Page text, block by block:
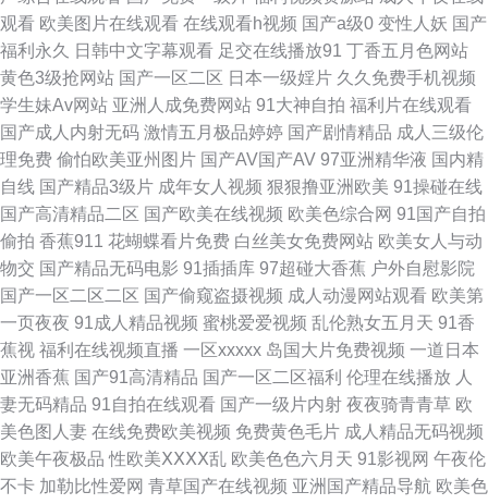
高清 91次元刺激 另类性爱综合 91美女91短视频 内射黑丝女神 91视频逼网
站 欧美综合在线123 AV五码 五月花激情 东方成人影库 性欧美第三页 草草干
干福利网站 91精东传媒网站 91老司机视频影院 欧美性生活网址18页 ts92伪
娘网 日韩无码红杏视频 ts92伪娘网 日韩理论在线观看 A草资源在线 日韩一
二片区做爱Av 欧美91海角视频 超碰福利所导航 亚洲精品蜜桃成人 国产视频
一列表一17 九一福利社 91超碰在线五月 久久di 91福利导航青青草 狠狠干天
天干 91福利官 九九成人视频 91传媒视频免费在线观看 后入妹妹 91叉插叉
黄色网入口站链接 91V在线 久操视频在线 91超碰在线人人 精品女人久久 最
新福利网址91 精品福利在线 最新国产伊人久久 国产一本在线 影音先锋av色
观看 欧美图片在线观看 在线观看h视频 国产a级0 变性人妖 国产
福利永久
日韩中文字幕观看 足交在线播放91 丁香五月色网站
黄色3级抢网站 国产一区二区 日本一级婬片 久久免费手机视频
学生妹Av网站 亚洲人成免费网站 91大神自拍 福利片在线观看
国产成人内射无码 激情五月极品婷婷 国产剧情精品 成人三级伦
理免费 偷怕欧美亚州图片 国产AV国产AV 97亚洲精华液 国内精
自线 国产精品3级片 成年女人视频 狠狠撸亚洲欧美 91操碰在线
国产高清精品二区 国产欧美在线视频 欧美色综合网 91国产自拍
偷拍 香蕉911 花蝴蝶看片免费 白丝美女免费网站 欧美女人与动
物交 国产精品无码电影 91插插库 97超碰大香蕉 户外自慰影院
国产一区二区二区 国产偷窥盗摄视频 成人动漫网站观看 欧美第
一页夜夜 91成人精品视频 蜜桃爱爱视频 乱伦熟女五月天 91香
蕉视 福利在线视频直播 一区xxxxx 岛国大片免费视频 一道日本
亚洲香蕉 国产91高清精品 国产一区二区福利 伦理在线播放 人
妻无码精品 91自拍在线观看 国产一级片内射 夜夜骑青青草 欧
美色图人妻 在线免费欧美视频 免费黄色毛片 成人精品无码视频
欧美午夜极品 性欧美ⅩⅩⅩⅩ乱 欧美色色六月天 91影视网 午夜伦
不卡 加勒比性爱网 青草国产在线视频 亚洲国产精品导航 欧美色